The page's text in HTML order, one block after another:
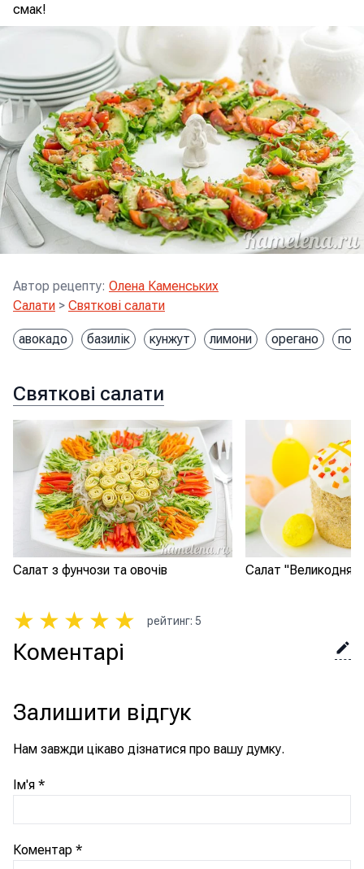
смак!
Автор рецепту: Олена Каменських
Салати > Святкові салати
авокадо базилік кунжут лимони орегано
Святкові салати
Салат з фунчози та овочів Салат "Великодня
★ ★ ★ ★ ★ рейтинг: 5
Коментарі
Залишити відгук
Нам завжди цікаво дізнатися про вашу думку.
Ім'я *
Коментар *